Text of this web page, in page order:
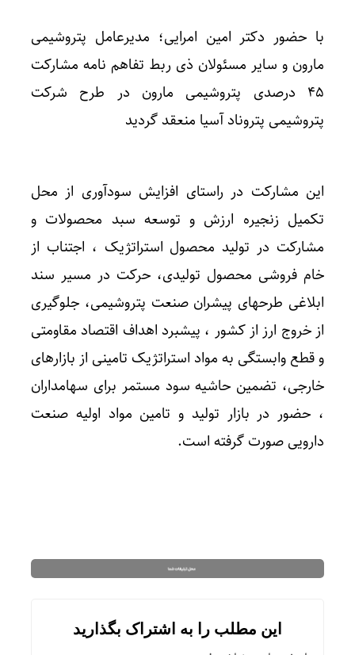
با حضور دکتر امین امرایی؛ مدیرعامل پتروشیمی
مارون و سایر مسئولان ذی ربط تفاهم نامه مشارکت
۴۵ درصدی پتروشیمی مارون در طرح شرکت
پتروشیمی پتروناد آسیا منعقد گردید
این مشارکت در راستای افزایش سودآوری از محل
تکمیل زنجیره ارزش و توسعه سبد محصولات و
مشارکت در تولید محصول استراتژیک ، اجتناب از
خام فروشی محصول تولیدی، حرکت در مسیر سند
ابلاغی طرحهای پیشران صنعت پتروشیمی، جلوگیری
از خروج ارز از کشور ، پیشبرد اهداف اقتصاد مقاومتی
و قطع وابستگی به مواد استراتژیک تامینی از بازارهای
خارجی، تضمین حاشیه سود مستمر برای سهامداران
، حضور در بازار تولید و تامین مواد اولیه صنعت
دارویی صورت گرفته است.
این مطلب را به اشتراک بگذارید